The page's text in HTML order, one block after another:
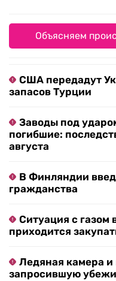
Объясняем
США передадут
запасов Турции
Заводы под
погибшие:
августа
В Финляндии
гражданства
Ситуация с газом
приходится
Ледяная камера
запросившую